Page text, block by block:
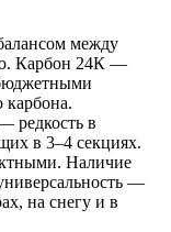
между
Карбон 24К —
карбона.
редкость в
в 3–4 секциях.
Наличие
—
на снегу и в